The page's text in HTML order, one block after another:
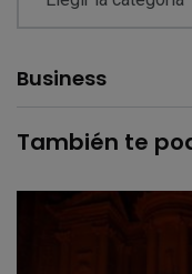
Business
También te